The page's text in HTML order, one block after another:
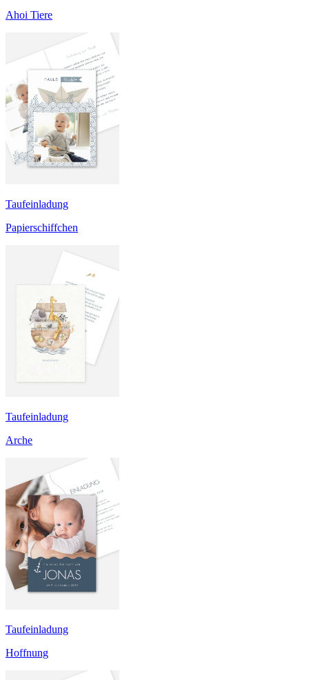
Ahoi Tiere
Taufeinladung
Papierschiffchen
Taufeinladung
Arche
Taufeinladung
Hoffnung